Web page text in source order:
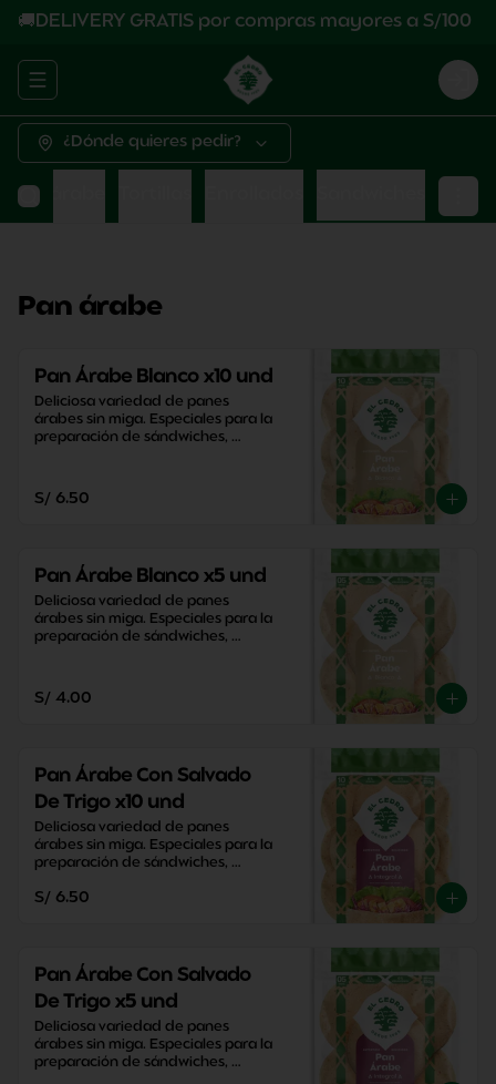
🚚DELIVERY GRATIS por compras mayores a S/100
Abrir menu de navegación
¿Dónde quieres pedir?
Pan árabe
Pan árabe
Pan Árabe Blanco x10 und
Deliciosa variedad de panes
árabes sin miga. Especiales para la
preparación de sándwiches,
S/ 6.50
Pan Árabe Blanco x5 und
Deliciosa variedad de panes
árabes sin miga. Especiales para la
preparación de sándwiches,
S/ 4.00
Pan Árabe Con Salvado
De Trigo x10 und
Deliciosa variedad de panes
árabes sin miga. Especiales para la
preparación de sándwiches,
S/ 6.50
Pan Árabe Con Salvado
De Trigo x5 und
Deliciosa variedad de panes
árabes sin miga. Especiales para la
preparación de sándwiches,